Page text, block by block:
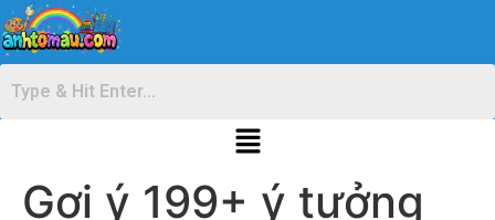
Gợi ý 199+ ý tưởng